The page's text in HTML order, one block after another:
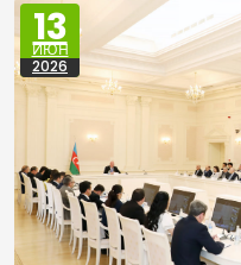
13
ИЮН
2026